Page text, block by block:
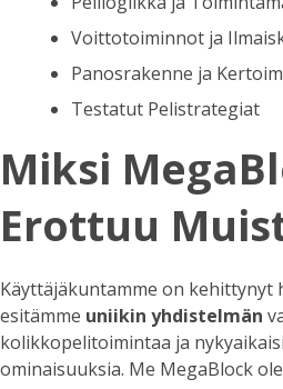
Voittotoiminnot ja
Panosrakenne ja
Testatut Pelistrategiat
Miksi
Erottuu
Käyttäjäkuntamme on kehittynyt
esitämme uniikin yhdistelmän
kolikkopelitoimintaa ja
ominaisuuksia. Me MegaBlock